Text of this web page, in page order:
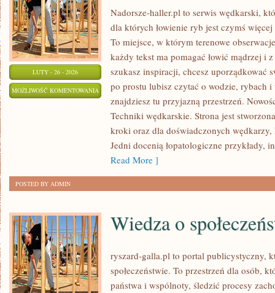
LUTY - 26 - 2026
MOŻLIWOŚĆ KOMENTOWANIA WĘDKARSTWO
KULTURZE
Nadorsze-haller.pl to serwis wędkarski,
dla których łowienie ryb jest czymś
To miejsce, w którym terenowe
każdy tekst ma pomagać łowić mądrzej i
szukasz inspiracji, chcesz uporządkować
po prostu lubisz czytać o wodzie, rybach
znajdziesz tu przyjazną przestrzeń.
Techniki wędkarskie. Strona jest
kroki oraz dla doświadczonych
Jedni docenią łopatologiczne przykłady,
Read More ]
POSTED BY ADMIN
Wiedza o
ryszard-galla.pl to portal publicystyczny,
społeczeństwie. To przestrzeń dla osób,
państwa i wspólnoty, śledzić procesy